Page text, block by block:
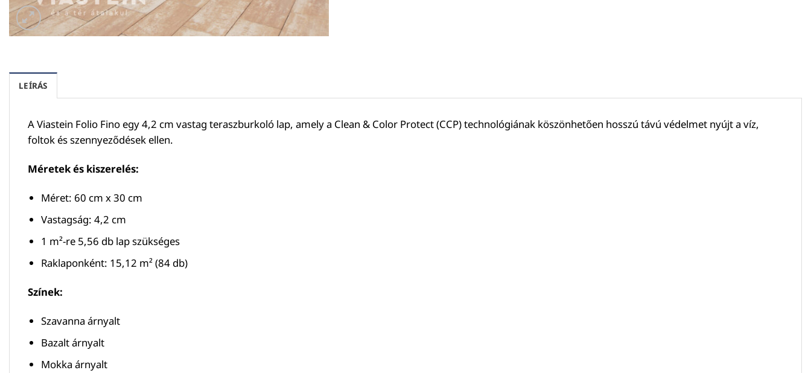
LEÍRÁS
A Viastein Folio Fino egy 4,2 cm vastag teraszburkoló lap, amely a Clean & Color Protect (CCP) technológiának köszönhetően hosszú távú védelmet nyújt a víz,
foltok és szennyeződések ellen.
Méretek és kiszerelés:
Méret: 60 cm x 30 cm
Vastagság: 4,2 cm
1 m²-re 5,56 db lap szükséges
Raklaponként: 15,12 m² (84 db)
Színek:
Szavanna árnyalt
Bazalt árnyalt
Mokka árnyalt